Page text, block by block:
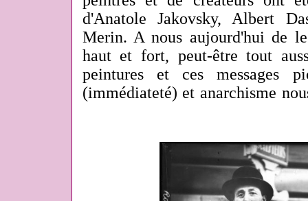
d'Anatole Jakovsky, Albert
Merin. A nous aujourd'hui de
haut et fort, peut-être tout
peintures et ces messages
(immédiateté) et anarchisme